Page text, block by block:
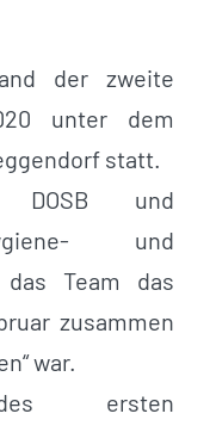
der zweite
unter dem
statt.
und
und
Team das
zusammen
war.
ersten